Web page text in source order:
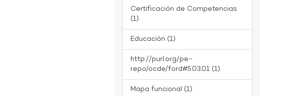
Certificación de Competencias
(1)
Educación (1)
http://purl.org/pe-
repo/ocde/ford#5.03.01 (1)
Mapa funcional (1)